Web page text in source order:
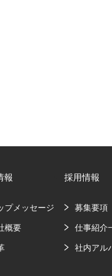
報
プメッセージ
概要
採用情報
募集要項
仕事紹介
社内アル